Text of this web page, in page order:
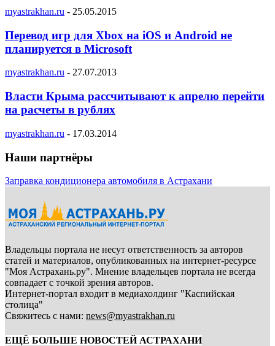
myastrakhan.ru - 25.05.2015
Перевод игр для Xbox на iOS и Android не
планируется в Microsoft
myastrakhan.ru - 27.07.2013
Власти Крыма рассчитывают к апрелю перейти
на расчеты в рублях
myastrakhan.ru - 17.03.2014
Наши партнёры
Заправка кондиционера автомобиля в Астрахани
Владельцы портала не несут ответственность за авторов
статей и материалов, опубликованных на интернет-ресурсе
"Моя Астрахань.ру". Мнение владельцев портала не всегда
совпадает с точкой зрения авторов.
Интернет-портал входит в медиахолдинг "Каспийская
столица"
Свяжитесь с нами: news@myastrakhan.ru
ЕЩЁ БОЛЬШЕ НОВОСТЕЙ АСТРАХАНИ